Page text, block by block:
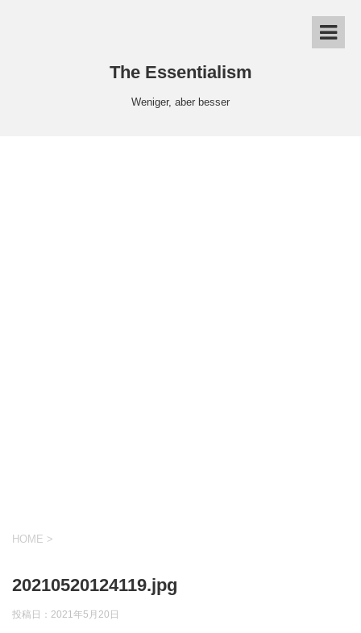
The Essentialism
Weniger, aber besser
HOME >
20210520124119.jpg
投稿日： 2021年5月20日